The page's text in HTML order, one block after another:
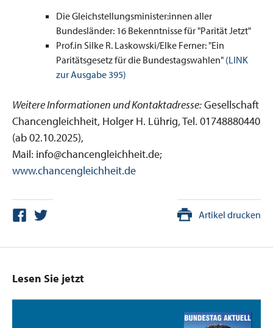
Die Gleichstellungsminister:innen aller
Bundesländer: 16 Bekenntnisse für "Parität Jetzt"
Prof.in Silke R. Laskowski/Elke Ferner: "Ein
Paritätsgesetz für die Bundestagswahlen" (LINK
zur Ausgabe 395)
Weitere Informationen und Kontaktadresse:Gesellschaft
Chancengleichheit, Holger H. Lührig, Tel. 01748880440
(ab 02.10.2025),
Mail: info@chancengleichheit.de;
www.chancengleichheit.de
Artikel drucken
Lesen Sie jetzt